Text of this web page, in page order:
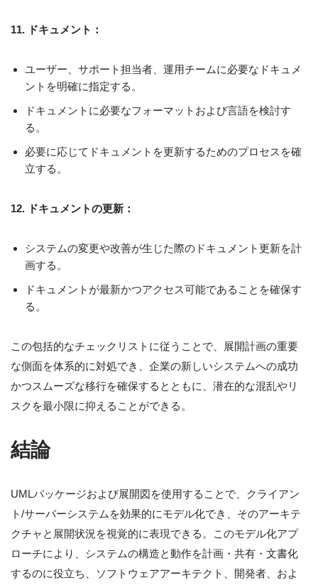
11. ドキュメント：
ユーザー、サポート担当者、運用チームに必要なドキュメ
ントを明確に指定する。
ドキュメントに必要なフォーマットおよび言語を検討す
る。
必要に応じてドキュメントを更新するためのプロセスを確
立する。
12. ドキュメントの更新：
システムの変更や改善が生じた際のドキュメント更新を計
画する。
ドキュメントが最新かつアクセス可能であることを確保す
る。
この包括的なチェックリストに従うことで、展開計画の重要
な側面を体系的に対処でき、企業の新しいシステムへの成功
かつスムーズな移行を確保するとともに、潜在的な混乱やリ
スクを最小限に抑えることができる。
結論
UMLパッケージおよび展開図を使用することで、クライアン
ト/サーバーシステムを効果的にモデル化でき、そのアーキテ
クチャと展開状況を視覚的に表現できる。このモデル化アプ
ローチにより、システムの構造と動作を計画・共有・文書化
するのに役立ち、ソフトウェアアーキテクト、開発者、およ